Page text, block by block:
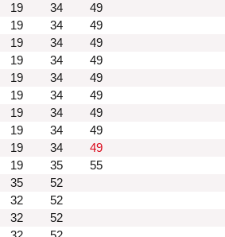
19 34
49
19 34
49
19 34
49
19 34
49
19 34
49
19 34
49
19 34
49
19 34
49
19 34
49
19 35
55
35
52
32
52
32
52